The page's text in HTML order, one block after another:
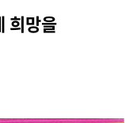
희망을